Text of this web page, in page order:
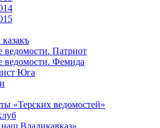
ведомости. Патриот
ведомости. Фемида
Юга
«Терских ведомостей»
Владикавказ»